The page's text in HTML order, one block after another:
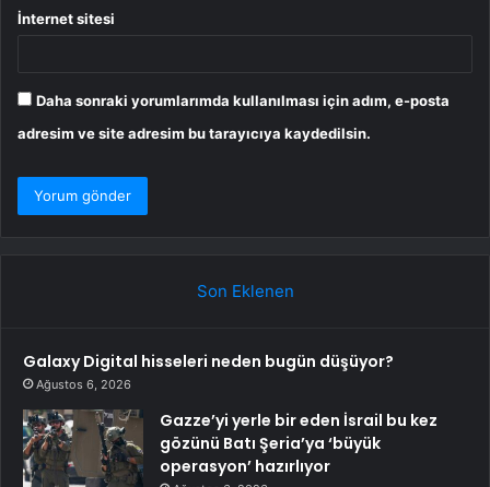
İnternet sitesi
Daha sonraki yorumlarımda kullanılması için adım, e-posta
adresim ve site adresim bu tarayıcıya kaydedilsin.
Son Eklenen
Galaxy Digital hisseleri neden bugün düşüyor?
Ağustos 6, 2026
Gazze’yi yerle bir eden İsrail bu kez
gözünü Batı Şeria’ya ‘büyük
operasyon’ hazırlıyor